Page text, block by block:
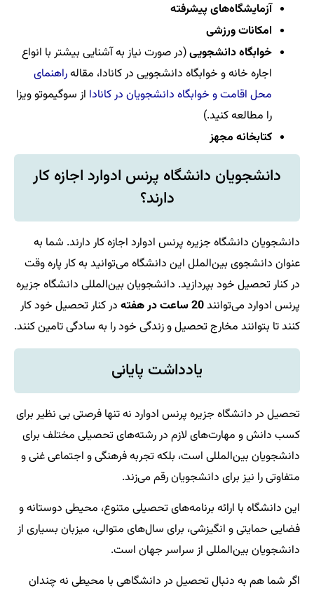
آزمایشگاه‌های پیشرفته
امکانات ورزشی
خوابگاه دانشجویی(در صورت نیاز به آشنایی بیشتر با انواع
اجاره خانه و خوابگاه دانشجویی در کانادا، مقالهراهنمای
محل اقامت و خوابگاه دانشجویان در کانادا از سوگیموتو ویزا
را مطالعه کنید.)
کتابخانه مجهز
دانشجویان دانشگاه پرنس ادوارد اجازه کار
دارند؟
دانشجویان دانشگاه جزیره پرنس ادوارد اجازه کار دارند. شما به
عنوان دانشجوی بین‌الملل این دانشگاه می‌توانید به کار پاره وقت
در کنار تحصیل خود بپردازید. دانشجویان بین‌المللی دانشگاه جزیره
پرنس ادوارد می‌توانند
در کنار تحصیل خود کار
کنند تا بتوانند مخارج تحصیل و زندگی خود را به سادگی تامین کنند.
یادداشت پایانی
تحصیل در دانشگاه جزیره پرنس ادوارد نه تنها فرصتی بی نظیر برای
کسب دانش و مهارت‌های لازم در رشته‌های تحصیلی مختلف برای
دانشجویان بین‌المللی است، بلکه تجربه فرهنگی و اجتماعی غنی و
متفاوتی را نیز برای دانشجویان رقم می‌زند.
این دانشگاه با ارائه برنامه‌های تحصیلی متنوع، محیطی دوستانه و
فضایی حمایتی و انگیزشی، برای سال‌های متوالی، میزبان بسیاری از
دانشجویان بین‌المللی از سراسر جهان است.
اگر شما هم به دنبال تحصیل در دانشگاهی با محیطی نه چندان